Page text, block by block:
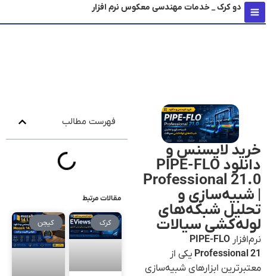
دو کرک _ خدمات مهندسی معکوس نرم افزار
خرید لایسنس و
دانلود PIPE-FLO
Professional 21.0
| شبیه‌سازی و
تحلیل شبکه‌های
لوله‌کشی سیالات
نرم‌افزار PIPE-FLO
Professional 21 یکی از
معتبرترین ابزارهای شبیه‌سازی
فهرست مطالب
مقالات مرتبط
کرک کیجن